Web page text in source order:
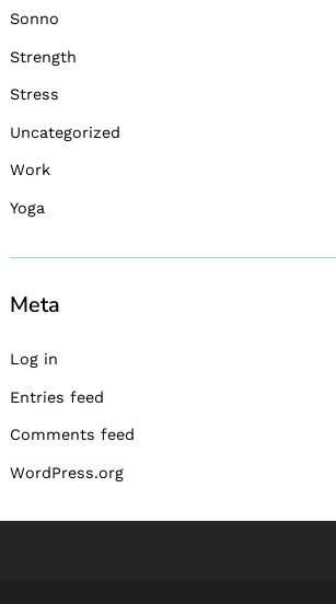
Sonno
Strength
Stress
Uncategorized
Work
Yoga
Meta
Log in
Entries feed
Comments feed
WordPress.org